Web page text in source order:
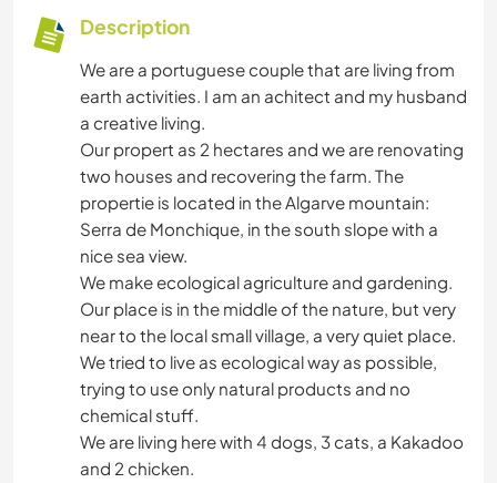
Description
We are a portuguese couple that are living from
earth activities. I am an achitect and my husband
a creative living.
Our propert as 2 hectares and we are renovating
two houses and recovering the farm. The
propertie is located in the Algarve mountain:
Serra de Monchique, in the south slope with a
nice sea view.
We make ecological agriculture and gardening.
Our place is in the middle of the nature, but very
near to the local small village, a very quiet place.
We tried to live as ecological way as possible,
trying to use only natural products and no
chemical stuff.
We are living here with 4 dogs, 3 cats, a Kakadoo
and 2 chicken.